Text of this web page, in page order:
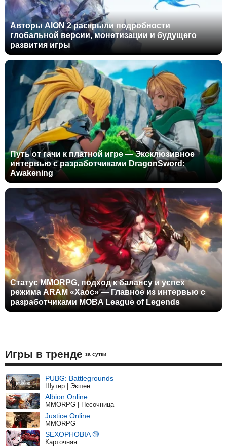
Авторы AION 2 раскрыли подробности
глобальной версии, монетизации и будущего
развития игры
Путь от гачи к платной игре — Эксклюзивное
интервью с разработчиками DragonSword:
Awakening
Статус MMORPG, подход к балансу и успех
режима ARAM «Хаос» — Главное из интервью с
разработчиками MOBA League of Legends
Игры в тренде за сутки
PUBG: Battlegrounds
Шутер | Экшен
Albion Online
MMORPG | Песочница
Justice Online
MMORPG
SEXOPHOBIA 🔞
Карточная